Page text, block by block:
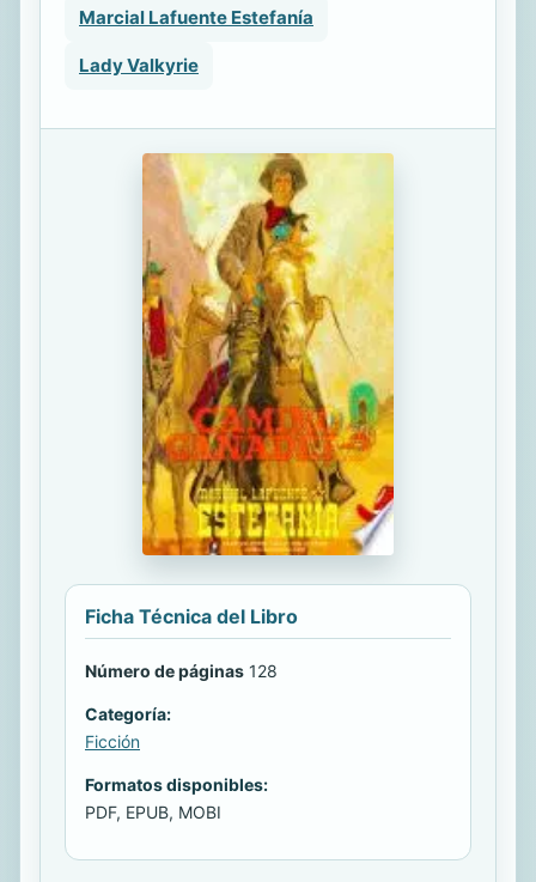
Marcial Lafuente Estefanía
Lady Valkyrie
Ficha Técnica del Libro
Número de páginas 128
Categoría:
Ficción
Formatos disponibles:
PDF, EPUB, MOBI